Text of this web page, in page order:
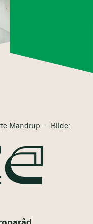
Mandrup — Bilde: